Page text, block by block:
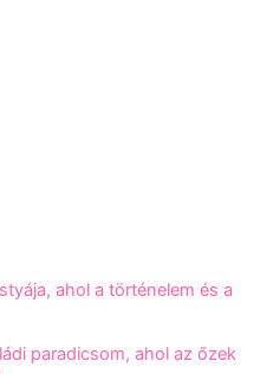
ahol a történelem és a
paradicsom, ahol az őzek